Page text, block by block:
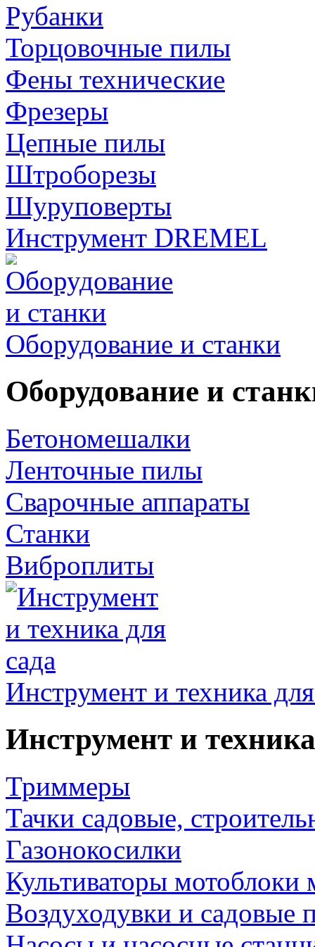
Рубанки
Торцовочные пилы
Фены технические
Фрезеры
Цепные пилы
Штроборезы
Шуруповерты
Инструмент DREMEL
Оборудование и станки
Оборудование и
Бетономешалки
Ленточные пилы
Сварочные аппараты
Станки
Виброплиты
Инструмент и техника
Инструмент и
Триммеры
Тачки садовые,
Газонокосилки
Культиваторы мотоблоки
Воздуходувки и садовые